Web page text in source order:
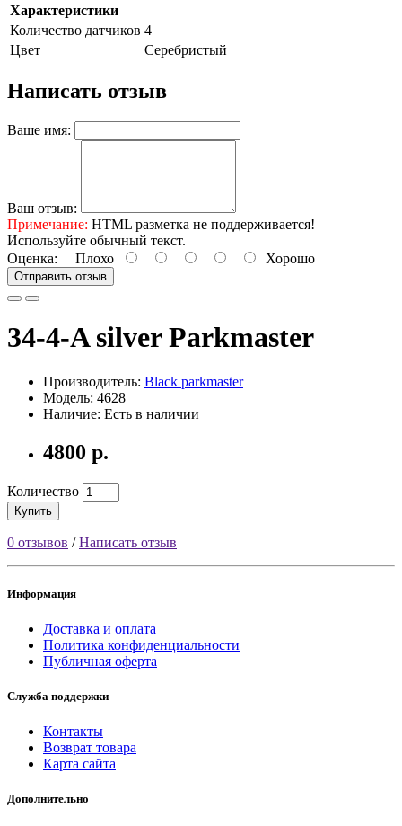
Характеристики
Количество датчиков 4
Цвет
Серебристый
Написать отзыв
Ваше имя:
Ваш отзыв:
Примечание: HTML разметка не поддерживается!
Используйте обычный текст.
Оценка: Плохо Хорошо
Отправить отзыв
34-4-A silver Parkmaster
Производитель: Black parkmaster
Модель: 4628
Наличие: Есть в наличии
4800 р.
Количество
Купить
0 отзывов /Написать отзыв
Информация
Доставка и оплата
Политика конфиденциальности
Публичная оферта
Служба поддержки
Контакты
Возврат товара
Карта сайта
Дополнительно